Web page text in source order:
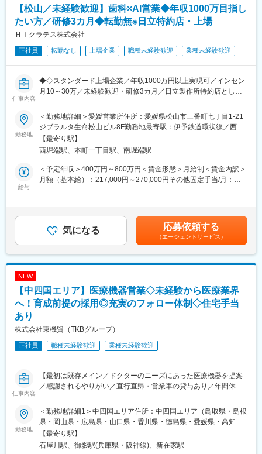
【松山／未経験歓迎】歯科×AI営業◆年収1000万目指し
たい方／研修3カ月◆転勤無※日立特約店・上場
Ｈｉクラテス株式会社
正社員 転勤なし 上場企業 職種未経験歓迎 業種未経験歓迎
仕事内容
◆◇スタンダード上場企業／年収1000万円以上実現可／インセン
月10～30万／未経験歓迎・研修3カ月／日立製作所特約店として
倒的に稼ぎたい方へ◆◇
■業務内容
医療×AIソリューション営業
・顧客の業務効率を高めるシステム提案（BtoB営業）
・システムの操作説明、サポート、新規システムの導入提案
・顧客からの依頼・要望等のヒアリング
案営業を行います。
会社の方針として「サポートなくして販売なし」を掲げており、
営業がアフターフォローまで深く関与します。
■メイン商材
・AI・音声入力対応の歯科電子カルテ統合システム
・その他オプション製品
修を行います。商品知識、歯科知識、IT知識、顧客対応を学んで
いただきます。
心です。
■インセンティブ：
社歴・年齢・学歴・性別、一切関係ありません。
実力と成果で評価する独自の評価制度を導入しています。
勤務地
＜勤務地詳細＞愛媛営業所住所：愛媛県松山市三番町七丁目1-21
ジブラルタ生命松山ビル8F勤務地最寄駅：伊予鉄道環状線／西堀
端駅受動喫煙対策：屋内全面禁煙変更の範囲：会社の定める事業
所
【最寄り駅】
西堀端駅、本町一丁目駅、南堀端駅
給与
＜予定年収＞400万円～800万円＜賃金形態＞月給制＜賃金内訳＞
月額（基本給）：217,000円～270,000円その他固定手当/月：
業手当＞有＜給与補足＞※上記年収条件はあくまで目安であり、ス
キルによってはこれ以上に上がる可能性があります。■昇給：1ヶ
月あたり5,000円／月（過去実績）■賞与：年3回、60万円～450万
円（過去実績）賃金はあくまでも目安の金額であり、選考を通じ
て上下する可能性があります。月給(月額)は固定手当を含めた表記
気になる 応募依頼する
（エージェントサービス）
NEW
【中四国エリア】医療機器営業◇未経験から医療業界
へ！育成前提の採用◎充実のフォロー体制◇住宅手当
あり
株式会社東機貿（TKBグループ）
正社員 職種未経験歓迎 業種未経験歓迎
仕事内容
【最初は既存メイン／ドクターのニーズにあった医療機器を提案
／感謝されるやりがい／直行直帰・営業車の貸与あり／年間休日
■職務詳細：
担当エリア病院へ訪問、ドクターや医療従事者がどんな医療機器
を必要としているかヒアリングします。ニーズを把握したら適切
な製品を提案し、導入して頂きます。提案先は最初は既存がメイ
勤務地
＜勤務地詳細1＞中四国エリア住所：中四国エリア（鳥取県・島根
県・岡山県・広島県・山口県・香川県・徳島県・愛媛県・高知
県）を担当 ※ご希望や適性に応じて決定いたします。受動喫煙対
策：屋内全面禁煙＜勤務地詳細2＞大阪営業所（兵庫）住所：兵庫
【最寄り駅】
石屋川駅、御影駅(兵庫県・阪神線)、新在家駅